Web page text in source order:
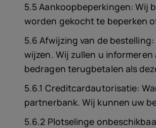
5.5 Aankoopbeperkingen: Wij
worden gekocht te beperken
5.6 Afwijzing van de
wijzen. Wij zullen u
bedragen terugbetalen als
5.6.1 Creditcardautorisatie:
partnerbank. Wij kunnen uw
5.6.2 Plotselinge